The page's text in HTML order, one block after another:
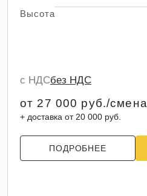
Высота
с НДСбез НДС
от 27 000 руб./смена
+ доставка от 20 000 руб.
ПОДРОБНЕЕ